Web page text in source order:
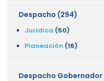
Despacho (294)
Juridica (50)
Planeación (16)
Despacho Gobernador